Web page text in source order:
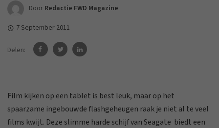
Door Redactie FWD Magazine
7 September 2011
Delen:
Film kijken op een tablet is best leuk, maar op het
spaarzame ingebouwde flashgeheugen raak je niet al te veel
films kwijt. Deze slimme harde schijf van Seagate biedt een